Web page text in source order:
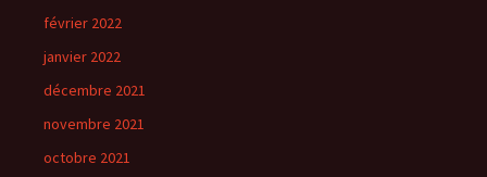
février 2022
janvier 2022
décembre 2021
novembre 2021
octobre 2021